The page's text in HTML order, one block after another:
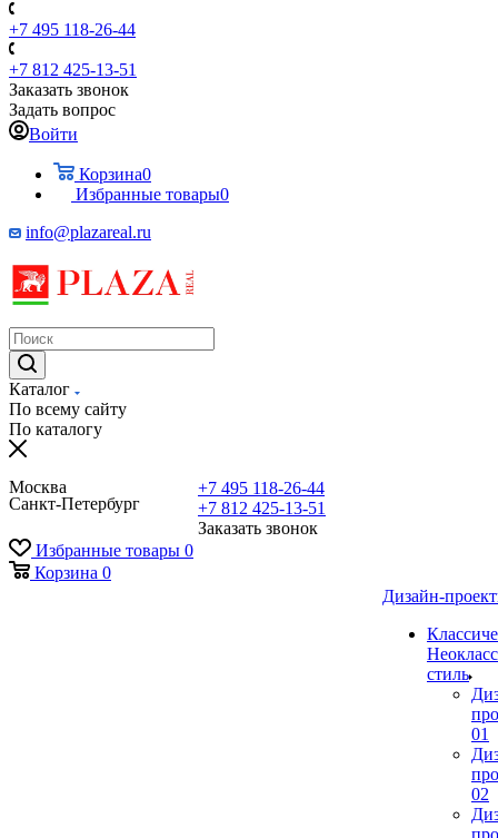
+7 495 118-26-44
+7 812 425-13-51
Заказать звонок
Задать вопрос
Войти
Корзина0
Избранные товары0
info@plazareal.ru
Каталог
По всему сайту
По каталогу
Москва
Санкт-Петербург
+7 495 118-26-44
+7 812 425-13-51
Заказать звонок
Избранные товары 0
Корзина 0
Дизайн-
стиль
01
02